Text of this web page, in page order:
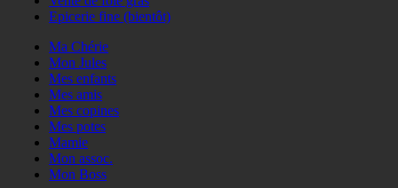
Epicerie fine (bientôt)
Ma Chérie
Mon Jules
Mes enfants
Mes amis
Mes copines
Mes potes
Mamie
Mon assoc.
Mon Boss